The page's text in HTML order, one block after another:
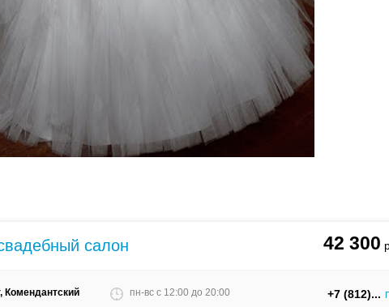
салон 42 300
Комендантский
пн-вс c 12:00 до 20:00 +7 (812)